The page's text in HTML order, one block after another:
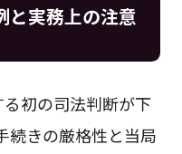
と実務上の注意
初の司法判断が下
続きの厳格性と当局